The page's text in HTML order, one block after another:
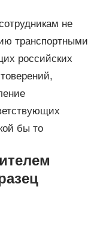
не
транспортными
российских
бы то